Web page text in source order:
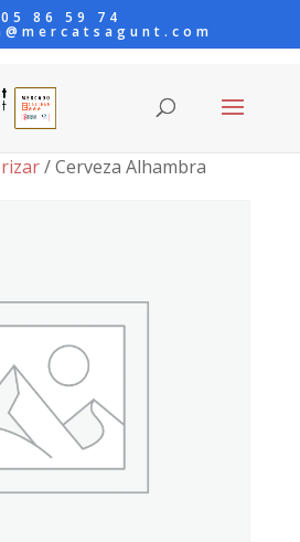
86 59 74
/ Cerveza Alhambra